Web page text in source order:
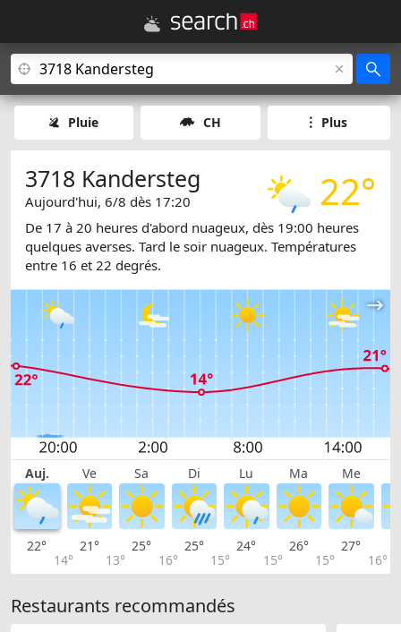
Pluie CH Plus
22°
3718 Kandersteg
Aujourd'hui, 6/8 dès 17:20
De 17 à 20 heures d'abord nuageux, dès 19:00 heures
quelques averses. Tard le soir nuageux. Températures
entre 16 et 22 degrés.
Auj. Ve Sa Di Lu Ma Me
22°
14°
21°
13°
25°
16°
25°
15°
24°
15°
26°
15°
27°
16°
Restaurants recommandés